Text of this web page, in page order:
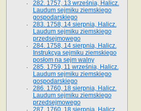
282. 1757, 13 września, Halicz.
Laudum sejmiku ziemskiego
gospodarskiego
283. 1758, 14 sierpnia, Halicz.
Laudum sejmiku ziemskiego
przedsejmowego
284. 1758, 14 sierpnia, Halicz.
Instrukcya sejmiku ziemskiego
posłom na sejm walny
285. 1759, 11 września, Halicz.
Laudum sejmiku ziemskiego
gospodarskiego
286. 1760, 18 sierpnia, Halicz.
Laudum sejmiku ziemskiego
przedsejmowego
287. 1760, 18 sierpnia, Halicz.